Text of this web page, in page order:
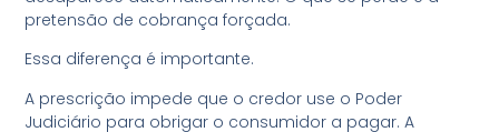
pretensão de cobrança forçada.
Essa diferença é importante.
A prescrição impede que o credor use o Poder
Judiciário para obrigar o consumidor a pagar. A